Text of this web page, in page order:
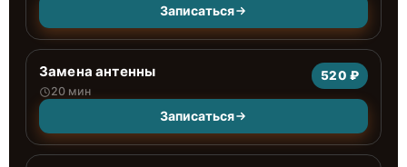
Записаться
Замена антенны
20 мин
520 ₽
Записаться